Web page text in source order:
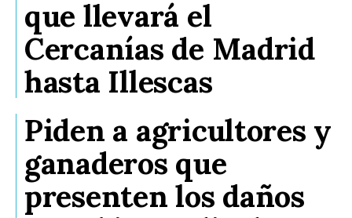
que llevará el
Cercanías de Madrid
hasta Illescas
Piden a agricultores y
ganaderos que
presenten los daños